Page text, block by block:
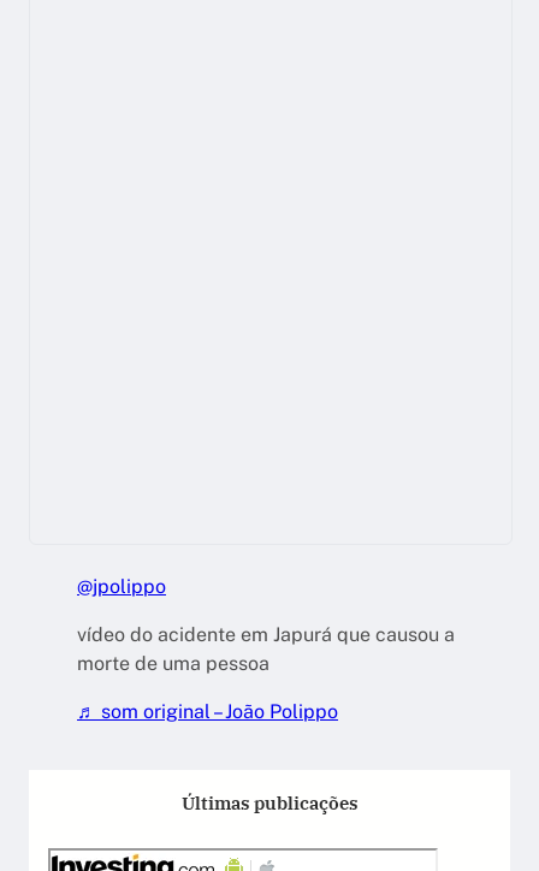
@jpolippo
vídeo do acidente em Japurá que causou a
morte de uma pessoa
♬ som original – João Polippo
Últimas publicações